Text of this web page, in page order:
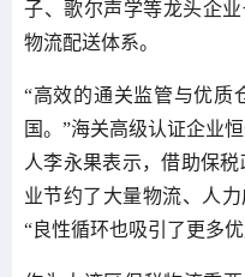
子、歌尔声学等龙头企
物流配送体系。
“高效的通关监管与优质
国。”海关高级认证企业
人李永果表示，借助保
业节约了大量物流、人力
“良性循环也吸引了更多优